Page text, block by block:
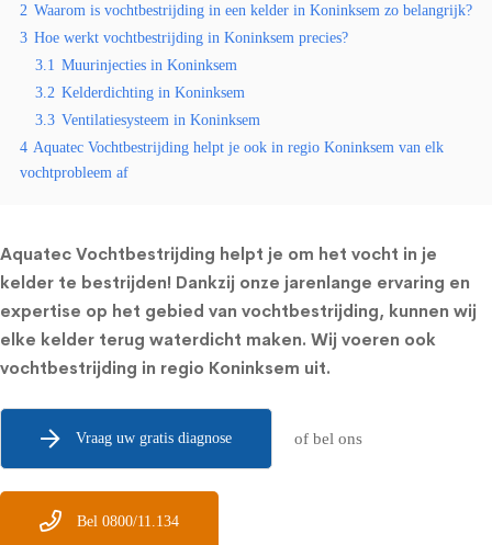
2 Waarom is vochtbestrijding in een kelder in Koninksem zo belangrijk?
3 Hoe werkt vochtbestrijding in Koninksem precies?
3.1 Muurinjecties in Koninksem
3.2 Kelderdichting in Koninksem
3.3 Ventilatiesysteem in Koninksem
4 Aquatec Vochtbestrijding helpt je ook in regio Koninksem van elk
vochtprobleem af
Aquatec Vochtbestrijding helpt je om het vocht in je
kelder te bestrijden! Dankzij onze jarenlange ervaring en
expertise op het gebied van vochtbestrijding, kunnen wij
elke kelder terug waterdicht maken. Wij voeren ook
vochtbestrijding in regio Koninksem uit.
Vraag uw gratis diagnose of bel ons
Bel 0800/11.134